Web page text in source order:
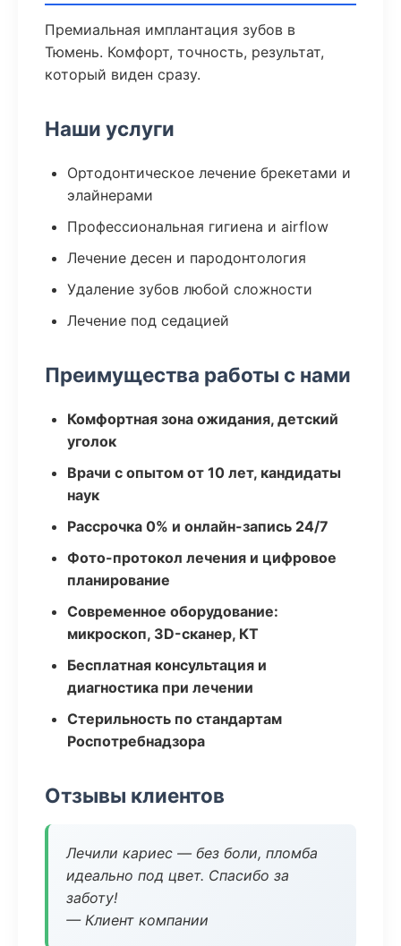
Премиальная имплантация зубов в
Тюмень. Комфорт, точность, результат,
который виден сразу.
Наши услуги
Ортодонтическое лечение брекетами и
элайнерами
Профессиональная гигиена и airflow
Лечение десен и пародонтология
Удаление зубов любой сложности
Лечение под седацией
Преимущества работы с нами
Комфортная зона ожидания, детский
уголок
Врачи с опытом от 10 лет, кандидаты
наук
Рассрочка 0% и онлайн-запись 24/7
Фото-протокол лечения и цифровое
планирование
Современное оборудование:
микроскоп, 3D-сканер, КТ
Бесплатная консультация и
диагностика при лечении
Стерильность по стандартам
Роспотребнадзора
Отзывы клиентов
Лечили кариес — без боли, пломба
идеально под цвет. Спасибо за
заботу!
— Клиент компании